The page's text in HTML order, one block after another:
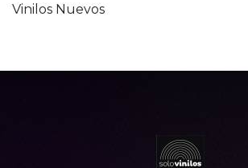
Vinilos Nuevos